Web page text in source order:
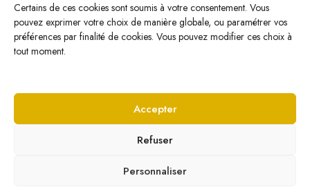
Certains de ces cookies sont soumis à votre consentement. Vous
pouvez exprimer votre choix de manière globale, ou paramétrer vos
préférences par finalité de cookies. Vous pouvez modifier ces choix à
tout moment.
Accepter
Refuser
Personnaliser
Nous écrire